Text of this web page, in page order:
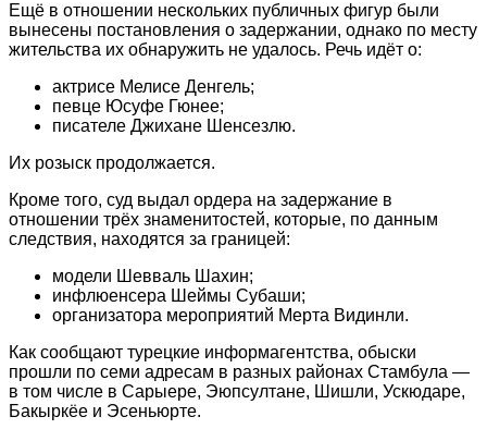
Ещё в отношении нескольких публичных фигур были
вынесены постановления о задержании, однако по месту
жительства их обнаружить не удалось. Речь идёт о:
актрисе Мелисе Денгель;
певце Юсуфе Гюнее;
писателе Джихане Шенсезлю.
Их розыск продолжается.
Кроме того, суд выдал ордера на задержание в
отношении трёх знаменитостей, которые, по данным
следствия, находятся за границей:
модели Шевваль Шахин;
инфлюенсера Шеймы Субаши;
организатора мероприятий Мерта Видинли.
Как сообщают турецкие информагентства, обыски
прошли по семи адресам в разных районах Стамбула —
в том числе в Сарыере, Эюпсултане, Шишли, Ускюдаре,
Бакыркёе и Эсеньюрте.